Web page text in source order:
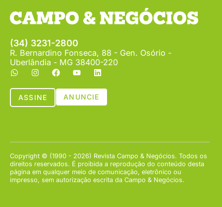
(34) 3231-2800
R. Bernardino Fonseca, 88 - Gen. Osório -
Uberlândia - MG 38400-220
ASSINE ANUNCIE
Copyright © (1990 - 2026) Revista Campo & Negócios. Todos os
direitos reservados. É proibida a reprodução do conteúdo desta
página em qualquer meio de comunicação, eletrônico ou
impresso, sem autorização escrita da Campo & Negócios.